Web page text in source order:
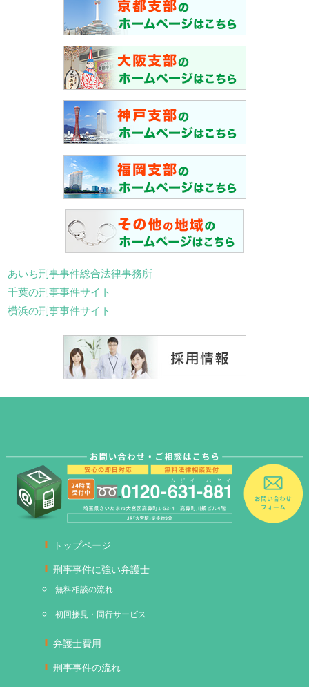
あいち刑事事件総合法律事務所
千葉の刑事事件サイト
横浜の刑事事件サイト
トップページ
刑事事件に強い弁護士
無料相談の流れ
初回接見・同行サービス
弁護士費用
刑事事件の流れ